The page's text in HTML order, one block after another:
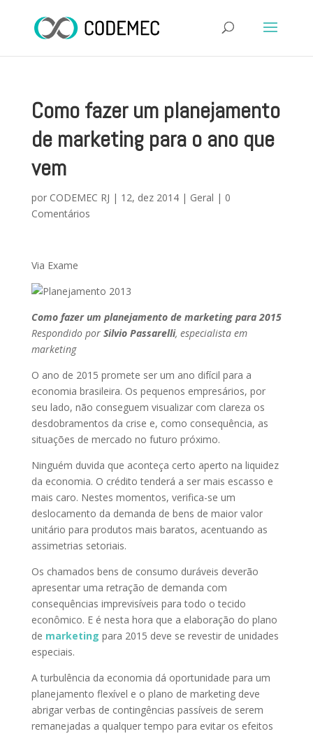
Como fazer um planejamento
de marketing para o ano que
vem
por CODEMEC RJ | 12, dez 2014| Geral | 0
Comentários
Via Exame
Como fazer um planejamento de marketing para 2015
Respondido por Silvio Passarelli, especialista em
marketing
O ano de 2015 promete ser um ano difícil para a
economia brasileira. Os pequenos empresários, por
seu lado, não conseguem visualizar com clareza os
desdobramentos da crise e, como consequência, as
situações de mercado no futuro próximo.
Ninguém duvida que aconteça certo aperto na liquidez
da economia. O crédito tenderá a ser mais escasso e
mais caro. Nestes momentos, verifica-se um
deslocamento da demanda de bens de maior valor
unitário para produtos mais baratos, acentuando as
assimetrias setoriais.
Os chamados bens de consumo duráveis deverão
apresentar uma retração de demanda com
consequências imprevisíveis para todo o tecido
econômico. E é nesta hora que a elaboração do plano
de marketing para 2015 deve se revestir de unidades
especiais.
A turbulência da economia dá oportunidade para um
planejamento flexível e o plano de marketing deve
abrigar verbas de contingências passíveis de serem
remanejadas a qualquer tempo para evitar os efeitos